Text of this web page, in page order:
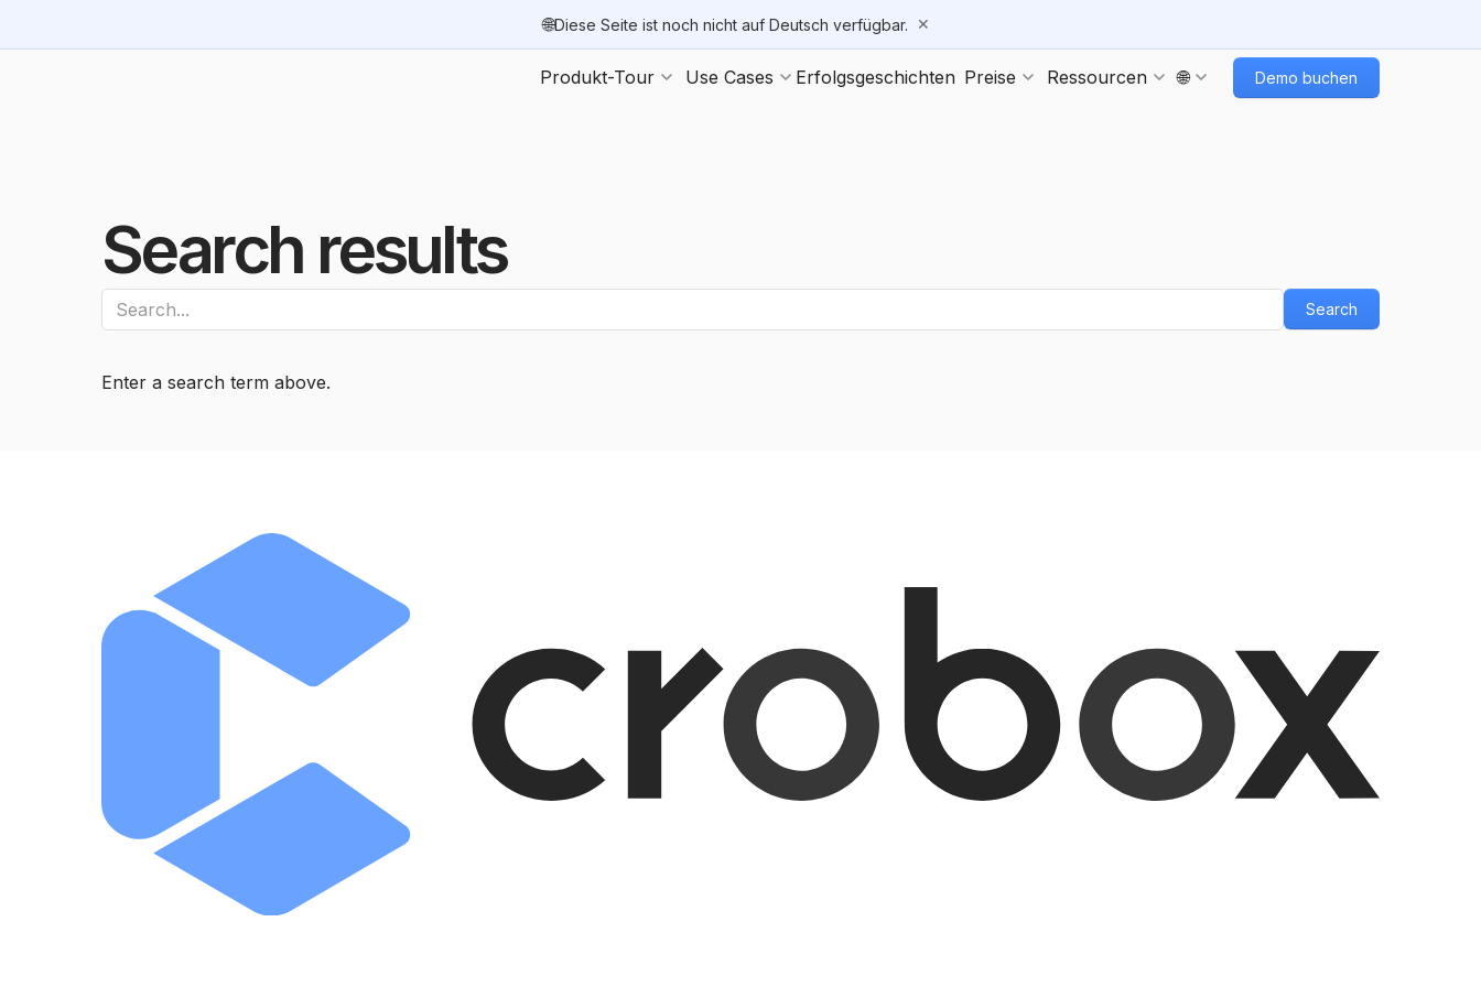
🌐Diese Seite ist noch nicht auf Deutsch verfügbar. ✕
Produkt-Tour Use Cases Erfolgsgeschichten Preise Ressourcen 🌐 Demo buchen
Search results
Enter a search term above.